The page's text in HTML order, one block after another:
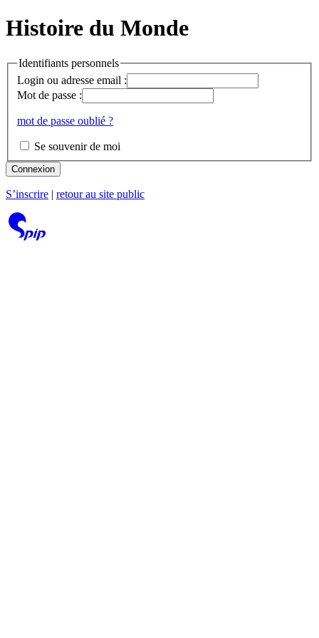
Histoire du Monde
Identifiants personnels
Login ou adresse email :
Mot de passe :
mot de passe oublié ?
Se souvenir de moi
Connexion
S’inscrire retour au site public